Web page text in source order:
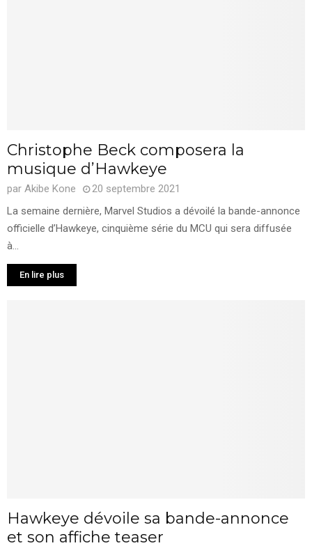
Christophe Beck composera la
musique d’Hawkeye
par Akibe Kone
20 septembre 2021
La semaine dernière, Marvel Studios a dévoilé la bande-annonce
officielle d’Hawkeye, cinquième série du MCU qui sera diffusée
à...
En lire plus
Hawkeye dévoile sa bande-annonce
et son affiche teaser